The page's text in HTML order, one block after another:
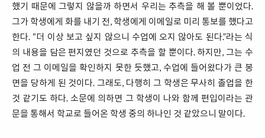
했기 때문에 그렇지 않을까 하면서 우리는 추측을 해 볼 뿐이었다.
그가 학생에게 화를 내기 전, 학생에게 이메일로 미리 통보를 했다고
한다. “더 이상 보고 싶지 않으니 수업에 오지 않아도 된다.”라는 식
의 내용을 담은 편지였던 것으로 추측을 할 뿐이다. 하지만, 그는 수
업 전 그 이메일을 확인하지 못한 듯했고, 수업에 들어왔다가 큰 봉
면을 당하게 된 것이다. 그래도, 다행히 그 학생은 무사히 졸업을 한
것 같기도 하다. 소문에 의하면 그 학생이 나와 함께 편입이라는 관
문을 통해서 학교로 들어온 학생 중의 하나인 것 같았으니 말이다.